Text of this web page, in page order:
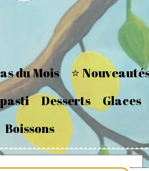
du Mois
⭐
Desserts
Glaces
Boissons